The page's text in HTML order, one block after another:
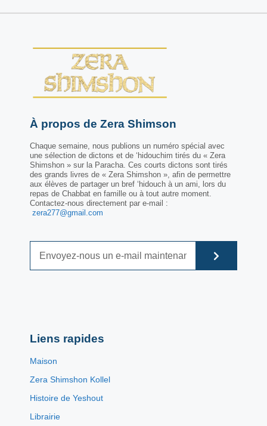
À propos de Zera Shimson
Chaque semaine, nous publions un numéro spécial avec
une sélection de dictons et de ‘hidouchim tirés du « Zera
Shimshon » sur la Paracha. Ces courts dictons sont tirés
des grands livres de « Zera Shimshon », afin de permettre
aux élèves de partager un bref ‘hidouch à un ami, lors du
repas de Chabbat en famille ou à tout autre moment.
Contactez-nous directement par e-mail :
zera277@gmail.com
Liens rapides
Maison
Zera Shimshon Kollel
Histoire de Yeshout
Librairie